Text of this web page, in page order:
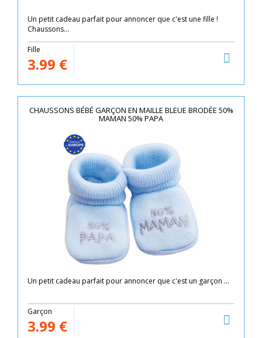
Un petit cadeau parfait pour annoncer que c'est une fille !
Chaussons...
Fille
3.99 €
CHAUSSONS BÉBÉ GARÇON EN MAILLE BLEUE BRODÉE 50%
MAMAN 50% PAPA
Un petit cadeau parfait pour annoncer que c'est un garçon ...
Garçon
3.99 €